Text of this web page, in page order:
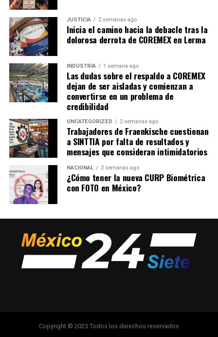
JUSTICIA 2 semanas ago
Inicia el camino hacia la debacle tras la
dolorosa derrota de COREMEX en Lerma
INDUSTRIA 1 semana ago
Las dudas sobre el respaldo a COREMEX
dejan de ser aisladas y comienzan a
convertirse en un problema de
credibilidad
UNCATEGORIZED 2 semanas ago
Trabajadores de Fraenkische cuestionan
a SINTTIA por falta de resultados y
mensajes que consideran intimidatorios
NACIONAL 2 semanas ago
¿Cómo tener la nueva CURP Biométrica
con FOTO en México?
Copyright © 2025 Todos los derechos reservados